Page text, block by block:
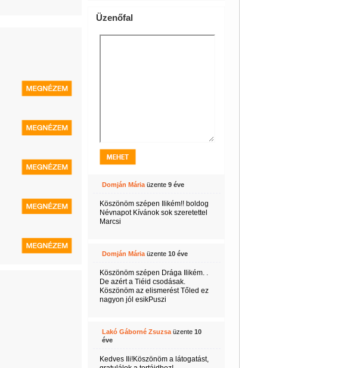
Üzenőfal
Domján Máriaüzente 9 éve
Köszönöm szépen Ilikém!! boldog
Névnapot Kívánok sok szeretettel
Marcsi
Domján Máriaüzente 10 éve
Köszönöm szépen Drága Ilikém. .
De azért a Tiéid csodásak.
Köszönöm az elismerést Tőled ez
nagyon jól esikPuszi
Lakó Gáborné Zsuzsaüzente 10
éve
Kedves Ili!Köszönöm a látogatást,